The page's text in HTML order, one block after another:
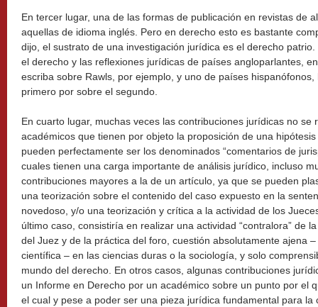
En tercer lugar, una de las formas de publicación en revistas de
aquellas de idioma inglés. Pero en derecho esto es bastante
dijo, el sustrato de una investigación jurídica es el derecho
el derecho y las reflexiones jurídicas de países angloparlantes,
escriba sobre Rawls, por ejemplo, y uno de países
primero por sobre el segundo.
En cuarto lugar, muchas veces las contribuciones jurídicas no se
académicos que tienen por objeto la proposición de una
pueden perfectamente ser los denominados “comentarios de
cuales tienen una carga importante de análisis jurídico, incluso
contribuciones mayores a la de un artículo, ya que se pueden
una teorización sobre el contenido del caso expuesto en la
novedoso, y/o una teorización y crítica a la actividad de los
último caso, consistiría en realizar una actividad “contralora” de
del Juez y de la práctica del foro, cuestión absolutamente ajena
científica – en las ciencias duras o la sociología, y solo
mundo del derecho. En otros casos, algunas contribuciones
un Informe en Derecho por un académico sobre un punto por el
el cual y pese a poder ser una pieza jurídica fundamental para